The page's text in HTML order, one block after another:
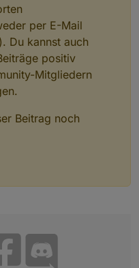
per E-Mail
Du kannst auch
positiv
Mitgliedern
Beitrag noch